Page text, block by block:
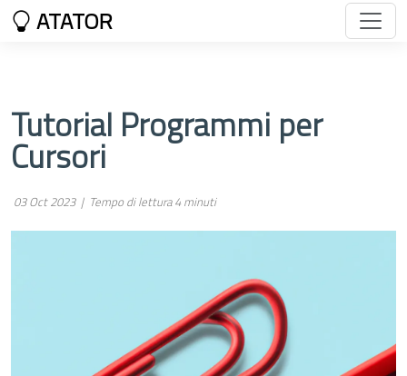
ATATOR
Tutorial Programmi per
Cursori
03 Oct 2023 | Tempo di lettura 4 minuti